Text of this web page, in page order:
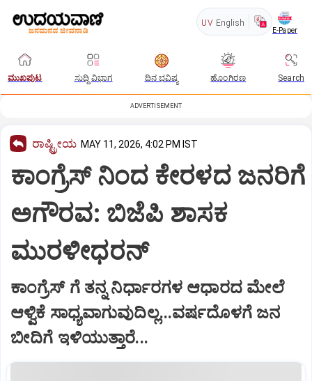
UV English
E-Paper
ಮುಖಪುಟ ಸುದ್ದಿ ವಿಭಾಗ ದಿನ ಭವಿಷ್ಯ ಹೊಂಗಿರಣ Search
ADVERTISEMENT
ರಾಷ್ಟ್ರೀಯ MAY 11, 2026, 4:02 PM IST
ಕಾಂಗ್ರೆಸ್ ನಿಂದ ಕೇರಳದ ಜನರಿಗೆ
ಅಗೌರವ: ಬಿಜೆಪಿ ಶಾಸಕ
ಮುರಳೀಧರನ್
ಕಾಂಗ್ರೆಸ್ ಗೆ ತನ್ನ ನಿರ್ಧಾರಗಳ ಆಧಾರದ ಮೇಲೆ
ಆಳ್ವಿಕೆ ಸಾಧ್ಯವಾಗುವುದಿಲ್ಲ...ವರ್ಷದೊಳಗೆ ಜನ
ಬೀದಿಗೆ ಇಳಿಯುತ್ತಾರೆ...